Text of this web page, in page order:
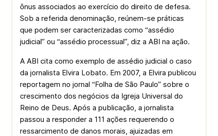
ônus associados ao exercício do direito de defesa.
Sob a referida denominação, reúnem-se práticas
que podem ser caracterizadas como “assédio
judicial” ou “assédio processual”, diz a ABI na ação.
A ABI cita como exemplo de assédio judicial o caso
da jornalista Elvira Lobato. Em 2007, a Elvira publicou
reportagem no jornal “Folha de São Paulo” sobre o
crescimento dos negócios da Igreja Universal do
Reino de Deus. Após a publicação, a jornalista
passou a responder a 111 ações requerendo o
ressarcimento de danos morais, ajuizadas em